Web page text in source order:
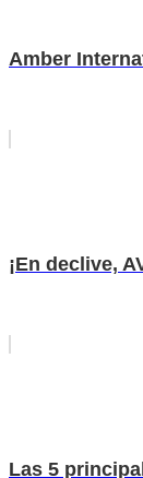
Amber
¡En declive,
Las 5